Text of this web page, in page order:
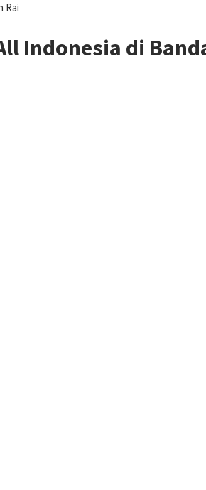
Rai
Indonesia di